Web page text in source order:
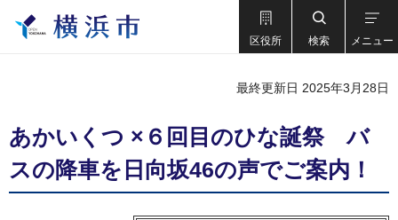
区役所 検索 メニュー
最終更新日 2025年3月28日
あかいくつ ×６回目のひな誕祭 バ
スの降車を日向坂46の声でご案内！